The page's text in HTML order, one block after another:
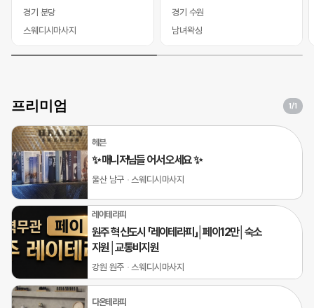
실 바디테라피사 모십니다
경기 분당
스웨디시마사지
경기 수원
남녀왁싱
프리미엄 1/1
헤븐
✨ 매니저님들 어서 오세요 ✨
울산 남구 스웨디시마사지
레이테라피
원주 혁신도시 「레이테라피」│페이12만│숙소
지원│교통비지원
강원 원주 스웨디시마사지
다온테라피